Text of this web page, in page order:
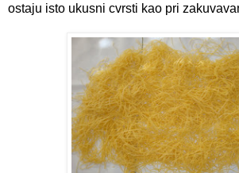
ostaju isto ukusni cvrsti kao pri